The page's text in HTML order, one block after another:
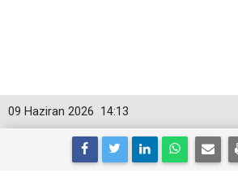
14:13
09 Haziran 2026